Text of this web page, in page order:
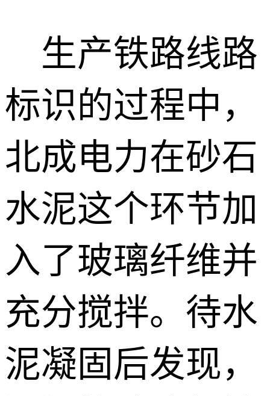
生产铁路线路
标识的过程中，
北成电力在砂石
水泥这个环节加
入了玻璃纤维并
充分搅拌。待水
泥凝固后发现，